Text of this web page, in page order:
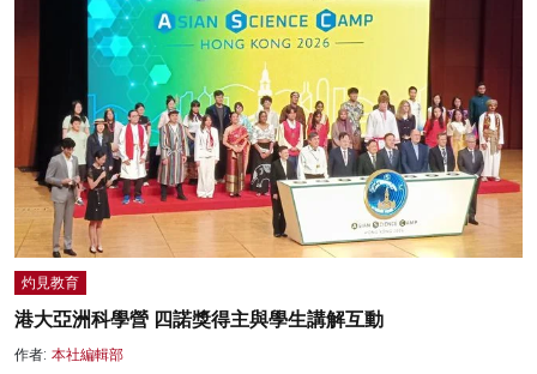
灼見教育
港大亞洲科學營 四諾獎得主與學生講解互動
作者: 本社編輯部